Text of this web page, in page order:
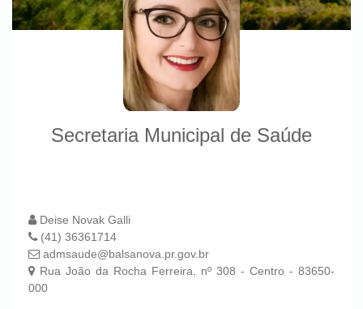
Secretaria Municipal de Saúde
Deise Novak Galli
(41) 36361714
admsaude@balsanova.pr.gov.br
Rua João da Rocha Ferreira, nº 308 - Centro - 83650-
000